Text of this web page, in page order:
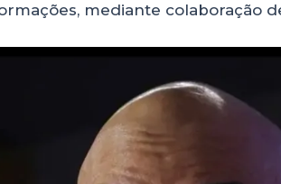
mediante colaboração